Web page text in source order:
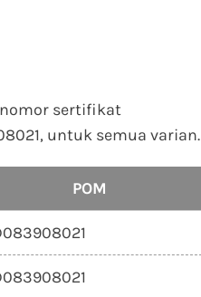
nomor sertifikat
untuk semua varian.
POM